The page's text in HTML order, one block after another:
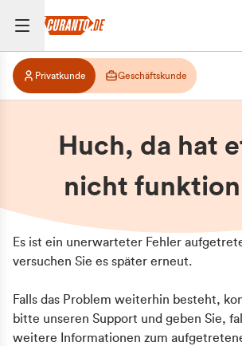
Privatkunde Geschäftskunde
Huch, da hat
nicht
Es ist ein unerwarteter Fehler
versuchen Sie es später erneut.
Falls das Problem weiterhin besteht,
bitte unseren Support und geben Sie,
weitere Informationen zum